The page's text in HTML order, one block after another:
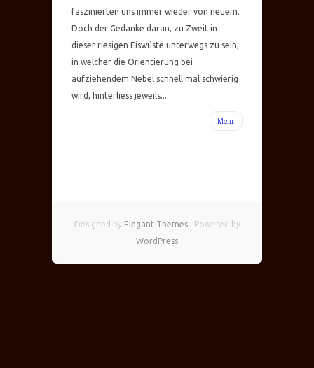
faszinierten uns immer wieder von neuem.
Doch der Gedanke daran, zu Zweit in
dieser riesigen Eiswüste unterwegs zu sein,
in welcher die Orientierung bei
aufziehendem Nebel schnell mal schwierig
wird, hinterliess jeweils...
Mehr
Designed by Elegant Themes| Powered by
WordPress